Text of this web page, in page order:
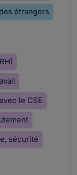
étrangers
le CSE
sécurité